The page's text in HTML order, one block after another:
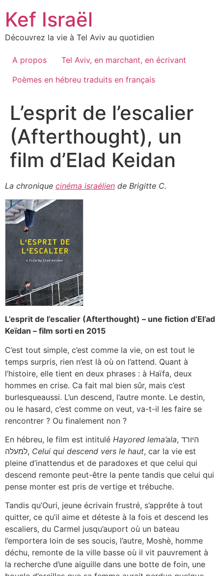
content
Kef Israël
Découvrez la vie à Tel Aviv au quotidien
A propos
Tel Aviv, en marchant, en écrivant
Poèmes en hébreu traduits en français
L’esprit de l’escalier
(Afterthought), un
film d’Elad Keidan
La chronique cinéma israélien de Brigitte C.
L’esprit de l’escalier (Afterthought) – une fiction d’El’ad
Keïdan – film sorti en 2015
C’est tout simple, c’est comme la vie, on est tout le
temps surpris, rien n’est là où on l’attend. Quant à
l’histoire, elle tient en deux phrases : à Haïfa, deux
hommes en crise. Ca fait mal bien sûr, mais c’est
burlesqueaussi. L’un descend, l’autre monte. Le destin,
ou le hasard, c’est comme on veut, va-t-il les faire se
rencontrer ? Ou finalement non ?
En hébreu, le film est intitulé Hayored lema’ala, היורד
למעלה, Celui qui descend vers le haut, car la vie est
pleine d’inattendus et de paradoxes et que celui qui
descend remonte peut-être la pente tandis que celui qui
pense monter est pris de vertige et trébuche.
Tandis qu’Ouri, jeune écrivain frustré, s’apprête à tout
quitter, ce qu’il aime et déteste à la fois et descend les
escaliers, du Carmel jusqu’auport où un bateau
l’emportera loin de ses soucis, l’autre, Moshè, homme
déchu, remonte de la ville basse où il vit pauvrement à
la recherche d’une aiguille dans une botte de foin, une